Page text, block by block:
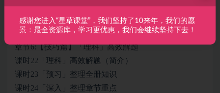
课时21「提分」借力考试大纲
章节6:【技巧篇】「理科」高效解题
课时22「理科」高效解题（简介）
课时23「预习」整理全册知识
课时24「深入」整理章节重点
感谢您进入“星草课堂”，我们坚持了10来年，我们的愿
景：最全资源库，学习更优惠，我们会继续坚持下去！